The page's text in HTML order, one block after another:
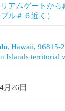
アムゲートから
ル＃６近く）
, Hawaii, 96815-
Islands territorial
月26日